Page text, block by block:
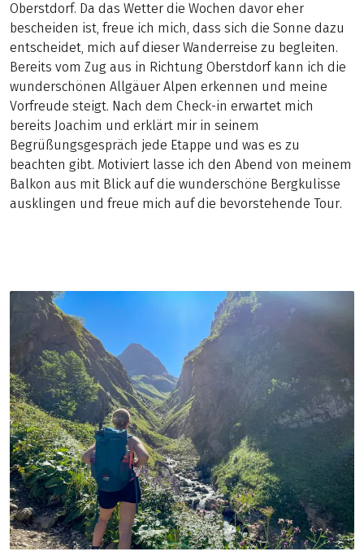
Oberstdorf. Da das Wetter die Wochen davor eher
bescheiden ist, freue ich mich, dass sich die Sonne dazu
entscheidet, mich auf dieser Wanderreise zu begleiten.
Bereits vom Zug aus in Richtung Oberstdorf kann ich die
wunderschönen Allgäuer Alpen erkennen und meine
Vorfreude steigt. Nach dem Check-in erwartet mich
bereits Joachim und erklärt mir in seinem
Begrüßungsgespräch jede Etappe und was es zu
beachten gibt. Motiviert lasse ich den Abend von meinem
Balkon aus mit Blick auf die wunderschöne Bergkulisse
ausklingen und freue mich auf die bevorstehende Tour.